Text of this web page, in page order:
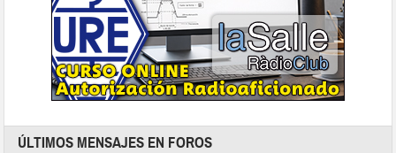
ÚLTIMOS MENSAJES EN FOROS